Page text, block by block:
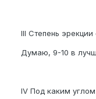
III Степень
Думаю, 9-10 в
IV Под каким